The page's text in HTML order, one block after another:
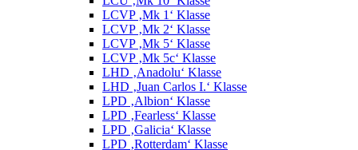
LCVP ‚Mk 1‘ Klasse
LCVP ‚Mk 2‘ Klasse
LCVP ‚Mk 5‘ Klasse
LCVP ‚Mk 5c‘ Klasse
LHD ‚Anadolu‘ Klasse
LHD ‚Juan Carlos I.‘ Klasse
LPD ‚Albion‘ Klasse
LPD ‚Fearless‘ Klasse
LPD ‚Galicia‘ Klasse
LPD ‚Rotterdam‘ Klasse